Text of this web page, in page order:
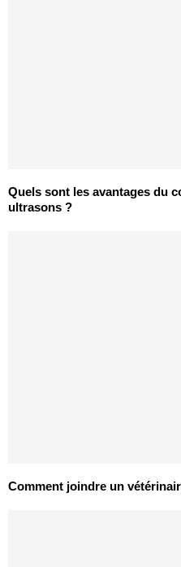
Quels sont les avantages du
ultrasons ?
Comment joindre un